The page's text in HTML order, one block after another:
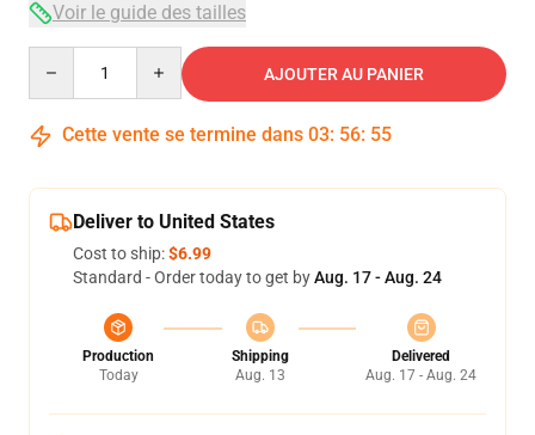
Voir le guide des tailles
AJOUTER AU PANIER
Cette vente se termine dans 03: 56: 54
Deliver to United States
Cost to ship:$6.99
Standard - Order today to get byAug. 17 - Aug. 24
Production
Today
Shipping
Aug. 13
Delivered
Aug. 17 - Aug. 24